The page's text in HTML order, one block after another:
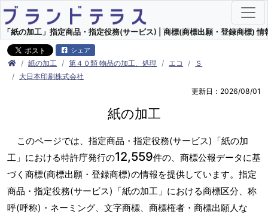
「紙の加工」指定商品・指定役務(サービス) | 商標(商標出願・登録商標) 情
シェア
紙の加工 第４０類 物品の加工、処理 エコ
Ｓ
大日本印刷株式会社
更新日：2026/08/01
紙の加工
このページでは、指定商品・指定役務(サービス)「紙の加
工」における特許庁発行の12,559件の、商標公報データに基
づく商標(商標出願・登録商標)の情報を提供しています。指定
商品・指定役務(サービス)「紙の加工」における商標区分、称
呼(呼称)・ネーミング、文字商標、商標権者・商標出願人な